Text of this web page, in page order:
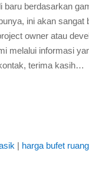
baru berdasarkan
ini akan sangat
owner atau
melalui informasi
terima kasih…
| harga bufet